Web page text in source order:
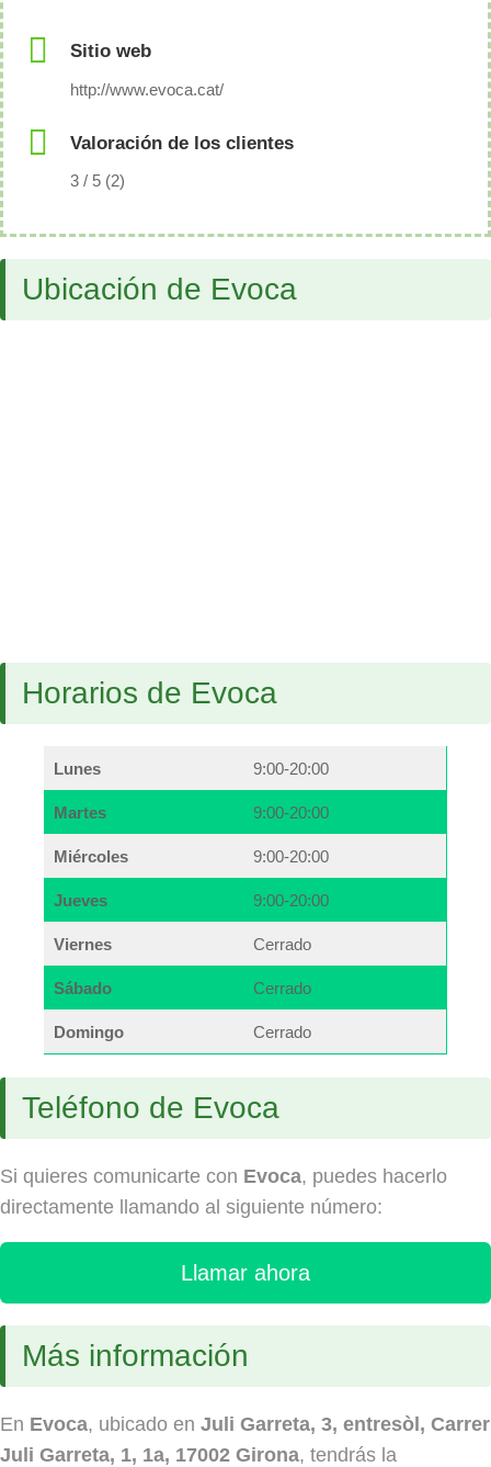
Sitio web
http://www.evoca.cat/
Valoración de los clientes
3 / 5 (2)
Ubicación de Evoca
Horarios de Evoca
Lunes 9:00-20:00
Martes 9:00-20:00
Miércoles 9:00-20:00
Jueves 9:00-20:00
Viernes Cerrado
Sábado Cerrado
Domingo Cerrado
Teléfono de Evoca
Si quieres comunicarte con Evoca, puedes hacerlo
directamente llamando al siguiente número:
Llamar ahora
Más información
En Evoca, ubicado en Juli Garreta, 3, entresòl, Carrer
Juli Garreta, 1, 1a, 17002 Girona, tendrás la